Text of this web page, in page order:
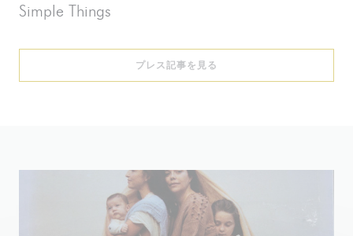
Simple Things
プレス記事を見る